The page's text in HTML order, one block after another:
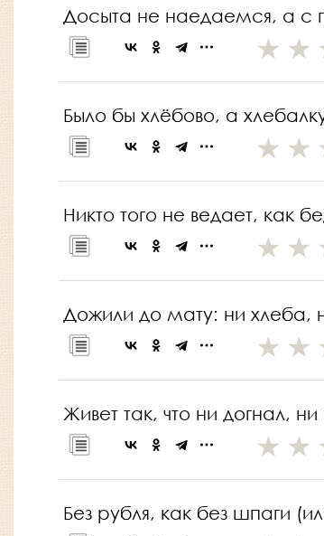
Досыта не наедаемся, а с
Было бы хлёбово, а
Никто того не ведает, как
Дожили до мату: ни хлеба,
Живет так, что ни догнал,
Без рубля, как без шпаги